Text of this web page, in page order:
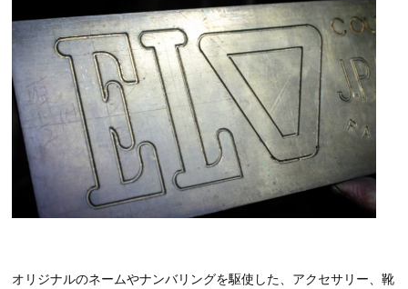
オリジナルのネームやナンバリングを駆使した、アクセサリー、靴